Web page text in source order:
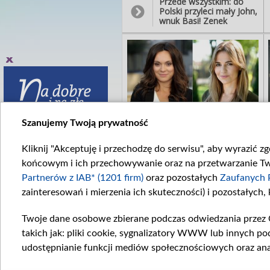
Polski przyleci mały John,
wnuk Basi! Zenek
odbierze nagle telefon z
lotniska - z informacją, że
chłopiec czeka na rodzinę
na Okęciu.
Natalią. - Nie mogę
pozwolić, żeby moje
córki stały się dla siebie
najgorszymi wrogami!
Nie takie rzeczy się działy
i umiałyśmy się dogadać!
Następnego dnia, o
Szanujemy Twoją prywatność
Kliknij "Akceptuję i przechodzę do serwisu", aby wyrazić
końcowym i ich przechowywanie oraz na przetwarzanie
Partnerów z IAB* (1201 firm) oraz pozostałych Zaufanych
zainteresowań i mierzenia ich skuteczności) i
Twoje dane osobowe zbierane podczas odwiedzania przez
takich jak: pliki cookie, sygnalizatory WWW lub innych
udostępnianie funkcji mediów społecznościowych oraz